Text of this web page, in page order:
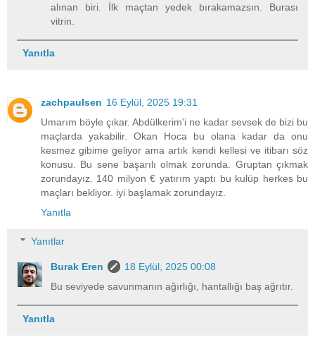
alınan biri. İlk maçtan yedek bırakamazsın. Burası
vitrin.
Yanıtla
zachpaulsen 16 Eylül, 2025 19:31
Umarım böyle çıkar. Abdülkerim'i ne kadar sevsek de bizi bu
maçlarda yakabilir. Okan Hoca bu olana kadar da onu
kesmez gibime geliyor ama artık kendi kellesi ve itibarı söz
konusu. Bu sene başarılı olmak zorunda. Gruptan çıkmak
zorundayız. 140 milyon € yatırım yaptı bu kulüp herkes bu
maçları bekliyor. iyi başlamak zorundayız.
Yanıtla
Yanıtlar
Burak Eren
18 Eylül, 2025 00:08
Bu seviyede savunmanın ağırlığı, hantallığı baş ağrıtır.
Yanıtla